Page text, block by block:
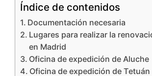
Índice de contenidos
Documentación necesaria
Lugares para realizar la
en Madrid
Oficina de expedición de Aluche
Oficina de expedición de Tetuán